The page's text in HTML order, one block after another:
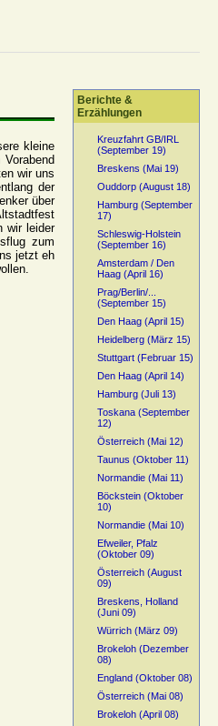
kleine
wir uns
der
über
wir leider
zum
jetzt eh
Berichte &
Erzählungen
Kreuzfahrt GB/IRL
(September 19)
Breskens (Mai 19)
Ouddorp (August 18)
Hamburg (September
17)
Schleswig-Holstein
(September 16)
Amsterdam / Den
Haag (April 16)
Prag/Berlin/...
(September 15)
Den Haag (April 15)
Heidelberg (März 15)
Stuttgart (Februar 15)
Den Haag (April 14)
Hamburg (Juli 13)
Toskana (September
12)
Österreich (Mai 12)
Taunus (Oktober 11)
Normandie (Mai 11)
Böckstein (Oktober
10)
Normandie (Mai 10)
Efweiler, Pfalz
(Oktober 09)
Österreich (August
09)
Breskens, Holland
(Juni 09)
Würrich (März 09)
Brokeloh (Dezember
08)
England (Oktober 08)
Österreich (Mai 08)
Brokeloh (April 08)